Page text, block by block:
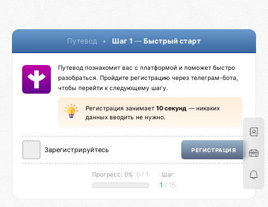
Путевод • Шаг 1 — Быстрый старт
Путевод познакомит вас с платформой и поможет быстро
разобраться. Пройдите регистрацию через телеграм-бота,
чтобы перейти к следующему шагу.
Регистрация занимает 10 секунд — никаких
данных вводить не нужно.
Зарегистрируйтесь РЕГИСТРАЦИЯ
Прогресс: 0% 0 / 1 Шаг
1 / 15